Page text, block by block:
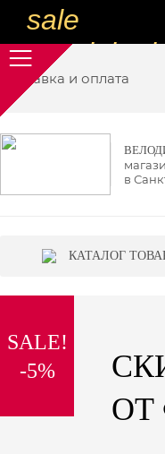
sale
special
sale
низкие
вот
special
sale
надо
sale
Доставка и оплата
в
КАТАЛОГ
SALE!
-5%
ОТ